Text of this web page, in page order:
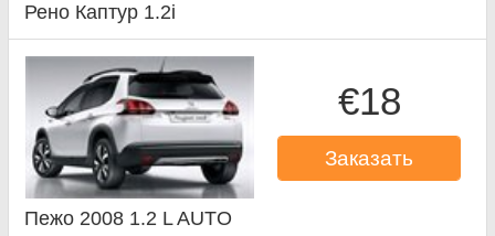
Рено Каптур 1.2i
€18
Заказать
Пежо 2008 1.2 L AUTO